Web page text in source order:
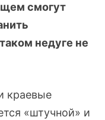
смогут
недуге не
краевые
«штучной» и